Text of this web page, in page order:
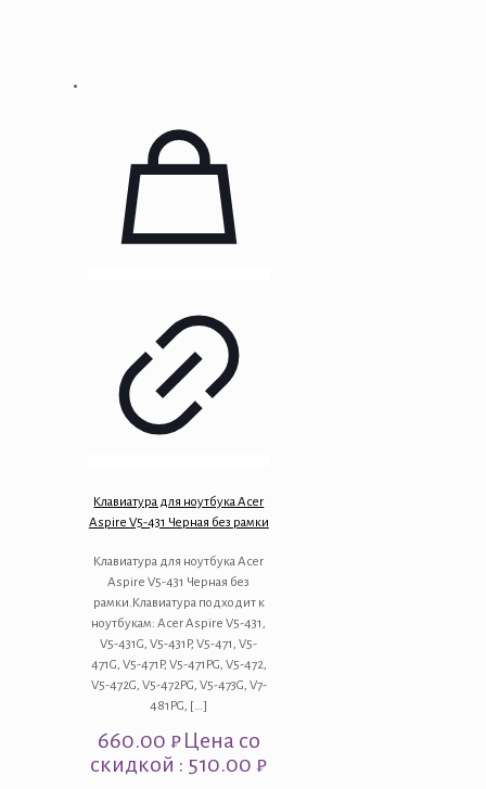
Клавиатура для ноутбука Acer
Aspire V5-431 Черная без рамки
Клавиатура для ноутбука Acer
Aspire V5-431 Черная без
рамки.Клавиатура подходит к
ноутбукам: Acer Aspire V5-431,
V5-431G, V5-431P, V5-471, V5-
471G, V5-471P, V5-471PG, V5-472,
V5-472G, V5-472PG, V5-473G, V7-
481PG, […]
660.00 ₽Цена со
скидкой : 510.00 ₽